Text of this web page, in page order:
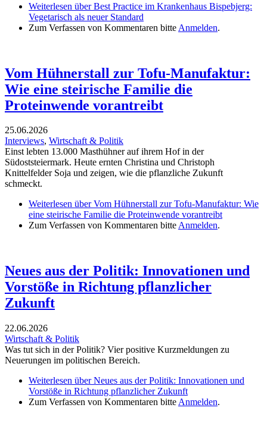
Weiterlesen über Best Practice im Krankenhaus Bispebjerg:
Vegetarisch als neuer Standard
Zum Verfassen von Kommentaren bitte Anmelden.
Vom Hühnerstall zur Tofu-Manufaktur:
Wie eine steirische Familie die
Proteinwende vorantreibt
25.06.2026
Interviews, Wirtschaft & Politik
Einst lebten 13.000 Masthühner auf ihrem Hof in der
Südoststeiermark. Heute ernten Christina und Christoph
Knittelfelder Soja und zeigen, wie die pflanzliche Zukunft
schmeckt.
Weiterlesen über Vom Hühnerstall zur Tofu-Manufaktur: Wie
eine steirische Familie die Proteinwende vorantreibt
Zum Verfassen von Kommentaren bitteAnmelden.
Neues aus der Politik: Innovationen und
Vorstöße in Richtung pflanzlicher
Zukunft
22.06.2026
Wirtschaft & Politik
Was tut sich in der Politik? Vier positive Kurzmeldungen zu
Neuerungen im politischen Bereich.
Weiterlesen über Neues aus der Politik: Innovationen und
Vorstöße in Richtung pflanzlicher Zukunft
Zum Verfassen von Kommentaren bitte Anmelden.